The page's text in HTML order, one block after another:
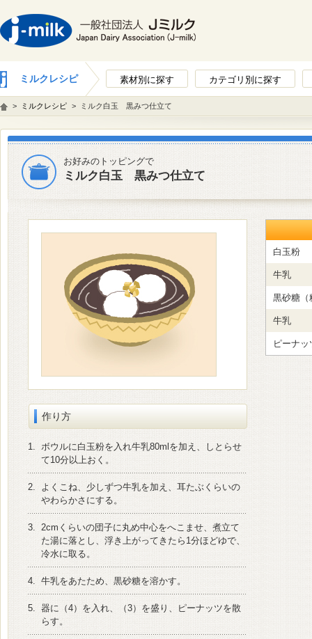
ミルクレシピ 素材別に探す カテゴリ別に探す
> ミルクレシピ > ミルク白玉 黒みつ仕立て
お好みのトッピングで
ミルク白玉 黒みつ仕立て
作り方
1. ボウルに白玉粉を入れ牛乳80mlを加え、しとらせ
て10分以上おく。
2.
よくこね、少しずつ牛乳を加え、耳たぶくらいの
やわらかさにする。
3. 2cmくらいの団子に丸め中心をへこませ、煮立て
た湯に落とし、浮き上がってきたら1分ほどゆで、
冷水に取る。
4. 牛乳をあたため、黒砂糖を溶かす。
5. 器に（4）を入れ、（3）を盛り、ピーナッツを散
らす。
白玉粉
牛乳
黒砂糖（
牛乳
ピーナ